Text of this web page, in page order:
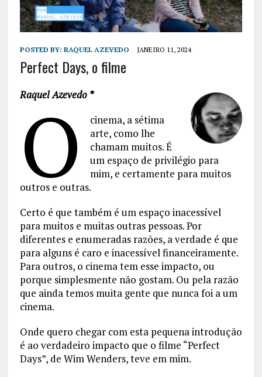
POSTED BY: RAQUEL AZEVEDO JANEIRO 11, 2024
Perfect Days, o filme
Raquel Azevedo *
O
cinema, a sétima
arte, como lhe
chamam muitos. É
um espaço de privilégio para
mim, e certamente para muitos
outros e outras.
Certo é que também é um espaço inacessível
para muitos e muitas outras pessoas. Por
diferentes e enumeradas razões, a verdade é que
para alguns é caro e inacessível financeiramente.
Para outros, o cinema tem esse impacto, ou
porque simplesmente não gostam. Ou pela razão
que ainda temos muita gente que nunca foi a um
cinema.
Onde quero chegar com esta pequena introdução
é ao verdadeiro impacto que o filme “Perfect
Days”, de Wim Wenders, teve em mim.